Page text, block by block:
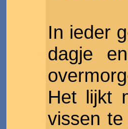
In ieder
dagje
Het lijkt
vissen